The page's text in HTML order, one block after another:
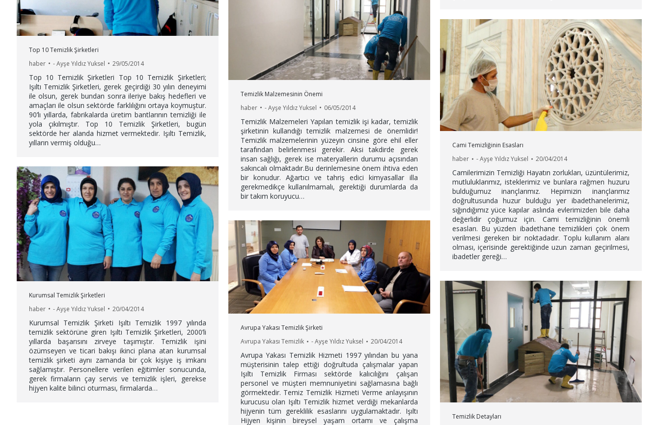
Top 10 Temizlik Şirketleri
haber
-Ayşe Yıldız Yuksel 29/05/2014
Top 10 Temizlik Şirketleri Top 10 Temizlik Şirketleri;
Işıltı Temizlik Şirketleri, gerek geçirdiği 30 yılın deneyimi
ile olsun, gerek bundan sonra ileriye bakış hedefleri ve
amaçları ile olsun sektörde farklılığını ortaya koymuştur.
90’lı yıllarda, fabrikalarda üretim bantlarının temizliği ile
yola çıkılmıştır. Top 10 Temizlik Şirketleri, bugün
sektörde her alanda hizmet vermektedir. Işıltı Temizlik,
yılların vermiş olduğu…
Temizlik Malzemesinin Önemi
haber
-Ayşe Yıldız Yuksel 06/05/2014
Temizlik Malzemeleri Yapılan temizlik işi kadar, temizlik
şirketinin kullandığı temizlik malzemesi de önemlidir!
Temizlik malzemelerinin yüzeyin cinsine göre ehil eller
tarafından belirlenmesi gerekir. Aksi takdirde gerek
insan sağlığı, gerek ise materyallerin durumu açısından
sakıncalı olmaktadır.Bu derinlemesine önem ihtiva eden
bir konudur. Ağartıcı ve tahriş edici kimyasallar illa
gerekmedikçe kullanılmamalı, gerektiği durumlarda da
bir takım koruyucu…
Cami Temizliğinin Esasları
haber
-Ayşe Yıldız Yuksel 20/04/2014
Camilerimizin Temizliği Hayatın zorlukları, üzüntülerimiz,
mutluluklarımız, isteklerimiz ve bunlara rağmen huzuru
bulduğumuz inançlarımız. Hepimizin inançlarımız
doğrultusunda huzur bulduğu yer ibadethanelerimiz,
sığındığımız yüce kapılar aslında evlerimizden bile daha
değerlidir çoğumuz için. Cami temizliğinin önemli
esasları. Bu yüzden ibadethane temizlikleri çok önem
verilmesi gereken bir noktadadır. Toplu kullanım alanı
olması, içerisinde gerektiğinde uzun zaman geçirilmesi,
ibadetler gereği…
Kurumsal Temizlik Şirketleri
haber
-Ayşe Yıldız Yuksel 20/04/2014
Kurumsal Temizlik Şirketi Işıltı Temizlik 1997 yılında
temizlik sektörüne giren Işıltı Temizlik Şirketleri, 2000’li
yıllarda başarısını zirveye taşımıştır. Temizlik işini
özümseyen ve ticari bakışı ikinci plana atan kurumsal
temizlik şirketi aynı zamanda bir çok kişiye iş imkanı
sağlamıştır. Personellere verilen eğitimler sonucunda,
gerek firmaların çay servis ve temizlik işleri, gerekse
hijyen kalite bilinci oturması, firmalarda…
Avrupa Yakası Temizlik Şirketi
Avrupa Yakası Temizlik
-Ayşe Yıldız Yuksel 20/04/2014
Avrupa Yakası Temizlik Hizmeti 1997 yılından bu yana
müşterisinin talep ettiği doğrultuda çalışmalar yapan
Işıltı Temizlik Firması sektörde kalıcılığını çalışan
personel ve müşteri memnuniyetini sağlamasına bağlı
görmektedir. Temiz Temizlik Hizmeti Verme anlayışının
kurucusu olan Işıltı Temizlik hizmet verdiği mekanlarda
hijyenin tüm gereklilik esaslarını uygulamaktadır. Işıltı
Hijyen kişinin bireysel yaşam ortamı ve çalışma
Temizlik Detayları